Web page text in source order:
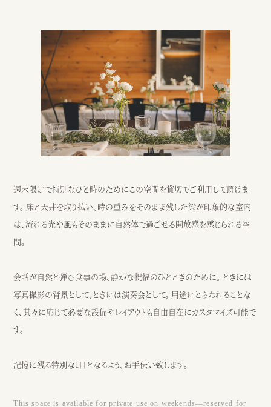
週末限定で特別なひと時のためにこの空間を貸切でご利用して頂けま
す。 床と天井を取り払い、時の重みをそのまま残した梁が印象的な室内
は、流れる光や風もそのままに自然体で過ごせる開放感を感じられる空
間。
会話が自然と弾む食事の場、静かな祝福のひとときのために。 ときには
写真撮影の背景として、ときには演奏会として。 用途にとらわれることな
く、其々に応じて必要な設備やレイアウトも自由自在にカスタマイズ可能で
す。
記憶に残る特別な1日となるよう、お手伝い致します。
This space is available for private use on weekends—reserved for